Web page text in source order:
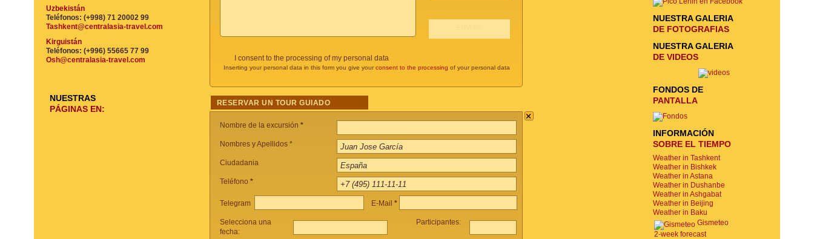
I consent to the processing of my personal data
Inserting your personal data in this form you give your consent to the processing of your personal data
RESERVAR UN TOUR GUIADO
×
Nombre de la excursión *
Nombres y Apellidos *
Ciudadania
Teléfono *
Telegram E-Mail *
Selecciona una
fecha:
Participantes:
Uzbekistán
Teléfonos: (+998) 71 20002 99
Tashkent@centralasia-travel.com
Kirguistán
Teléfonos: (+996) 55665 77 99
Osh@centralasia-travel.com
NUESTRAS
PÁGINAS EN:
NUESTRA GALERIA
DE FOTOGRAFIAS
NUESTRA GALERIA
DE VIDEOS
FONDOS DE
PANTALLA
INFORMACIÓN
SOBRE EL TIEMPO
Weather in Tashkent
Weather in Bishkek
Weather in Astana
Weather in Dushanbe
Weather in Ashgabat
Weather in Beijing
Weather in Baku
Gismeteo
2-week forecast